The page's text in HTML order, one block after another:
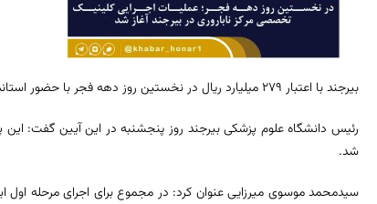
بیرجند با اعتبار ۲۷۹ میلیارد ریال در نخستین روز دهه فجر با حضور استاندار خراسان جنوبی آغاز شد.
شد.